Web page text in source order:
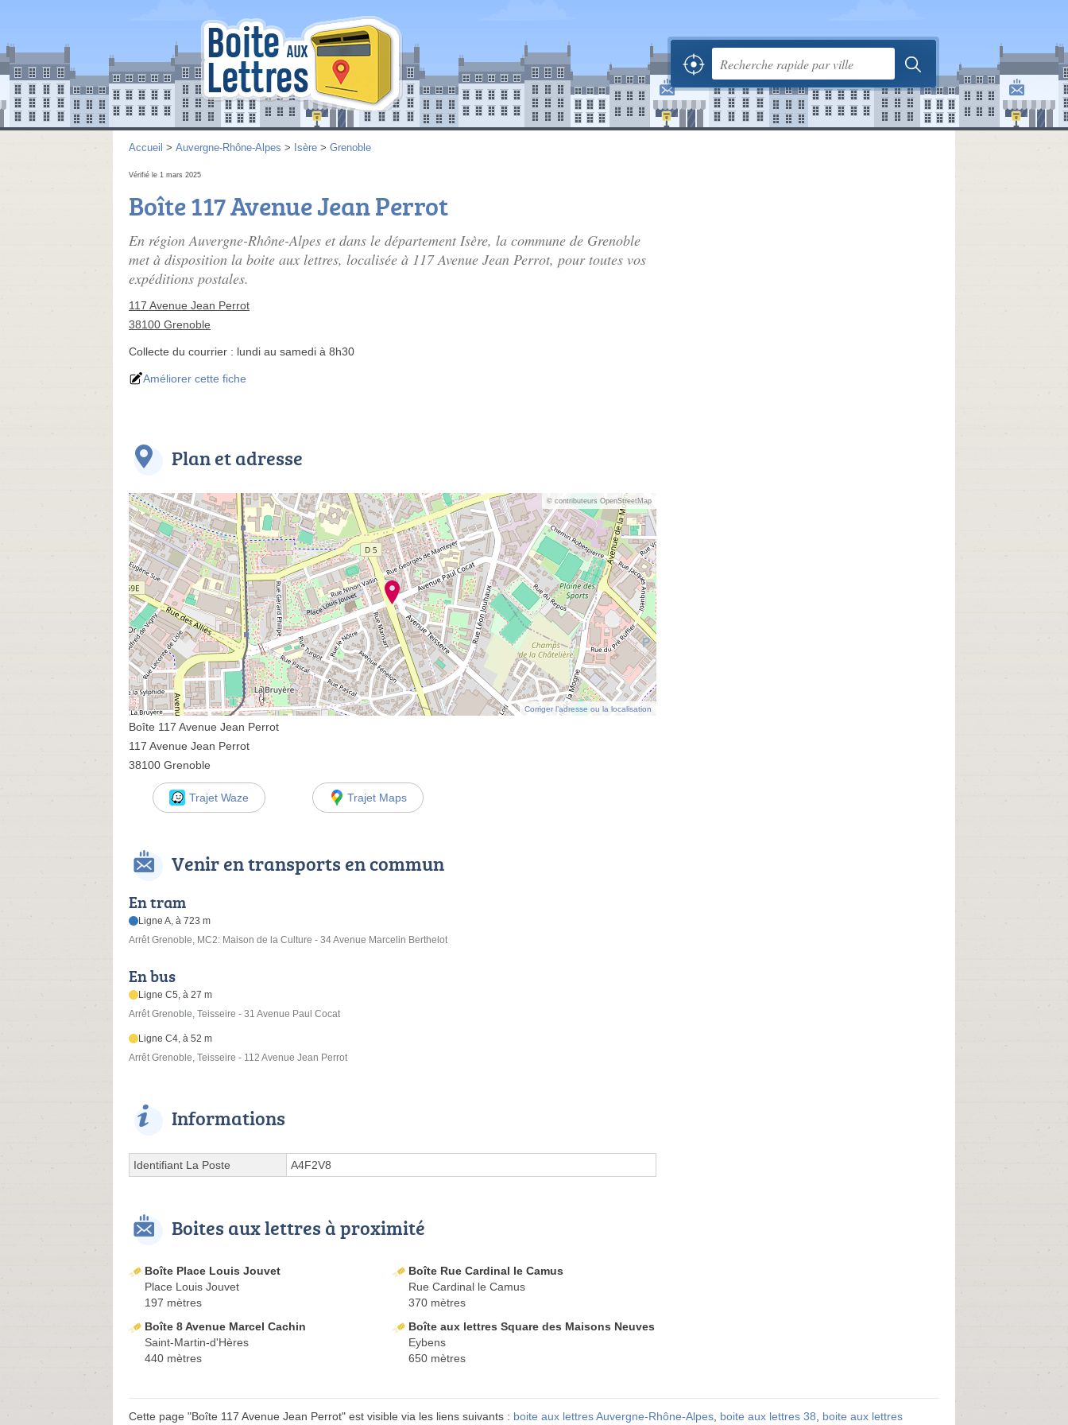
Accueil > Auvergne-Rhône-Alpes > Isère > Grenoble
Vérifié le 1 mars 2025
Boîte 117 Avenue Jean Perrot
En région Auvergne-Rhône-Alpes et dans le département Isère, la commune de Grenoble
met à disposition la boite aux lettres, localisée à 117 Avenue Jean Perrot, pour toutes vos
expéditions postales.
117 Avenue Jean Perrot
38100 Grenoble
Collecte du courrier : lundi au samedi à 8h30
Améliorer cette fiche
Plan et adresse
© contributeurs OpenStreetMap
Corriger l’adresse ou la localisation
Boîte 117 Avenue Jean Perrot
117 Avenue Jean Perrot
38100 Grenoble
Trajet Waze Trajet Maps
Venir en transports en commun
En tram
Ligne A, à 723 m
Arrêt Grenoble, MC2: Maison de la Culture - 34 Avenue Marcelin Berthelot
En bus
Ligne C5, à 27 m
Arrêt Grenoble, Teisseire - 31 Avenue Paul Cocat
Ligne C4, à 52 m
Arrêt Grenoble, Teisseire - 112 Avenue Jean Perrot
Informations
Identifiant La Poste A4F2V8
Boites aux lettres à proximité
Boîte Place Louis Jouvet
Place Louis Jouvet
197 mètres
Boîte Rue Cardinal le Camus
Rue Cardinal le Camus
370 mètres
Boîte 8 Avenue Marcel Cachin
Saint-Martin-d'Hères
440 mètres
Boîte aux lettres Square des Maisons Neuves
Eybens
650 mètres
Cette page "Boîte 117 Avenue Jean Perrot" est visible via les liens suivants : boite aux lettres Auvergne-Rhône-Alpes, boite aux lettres 38, boite aux lettres